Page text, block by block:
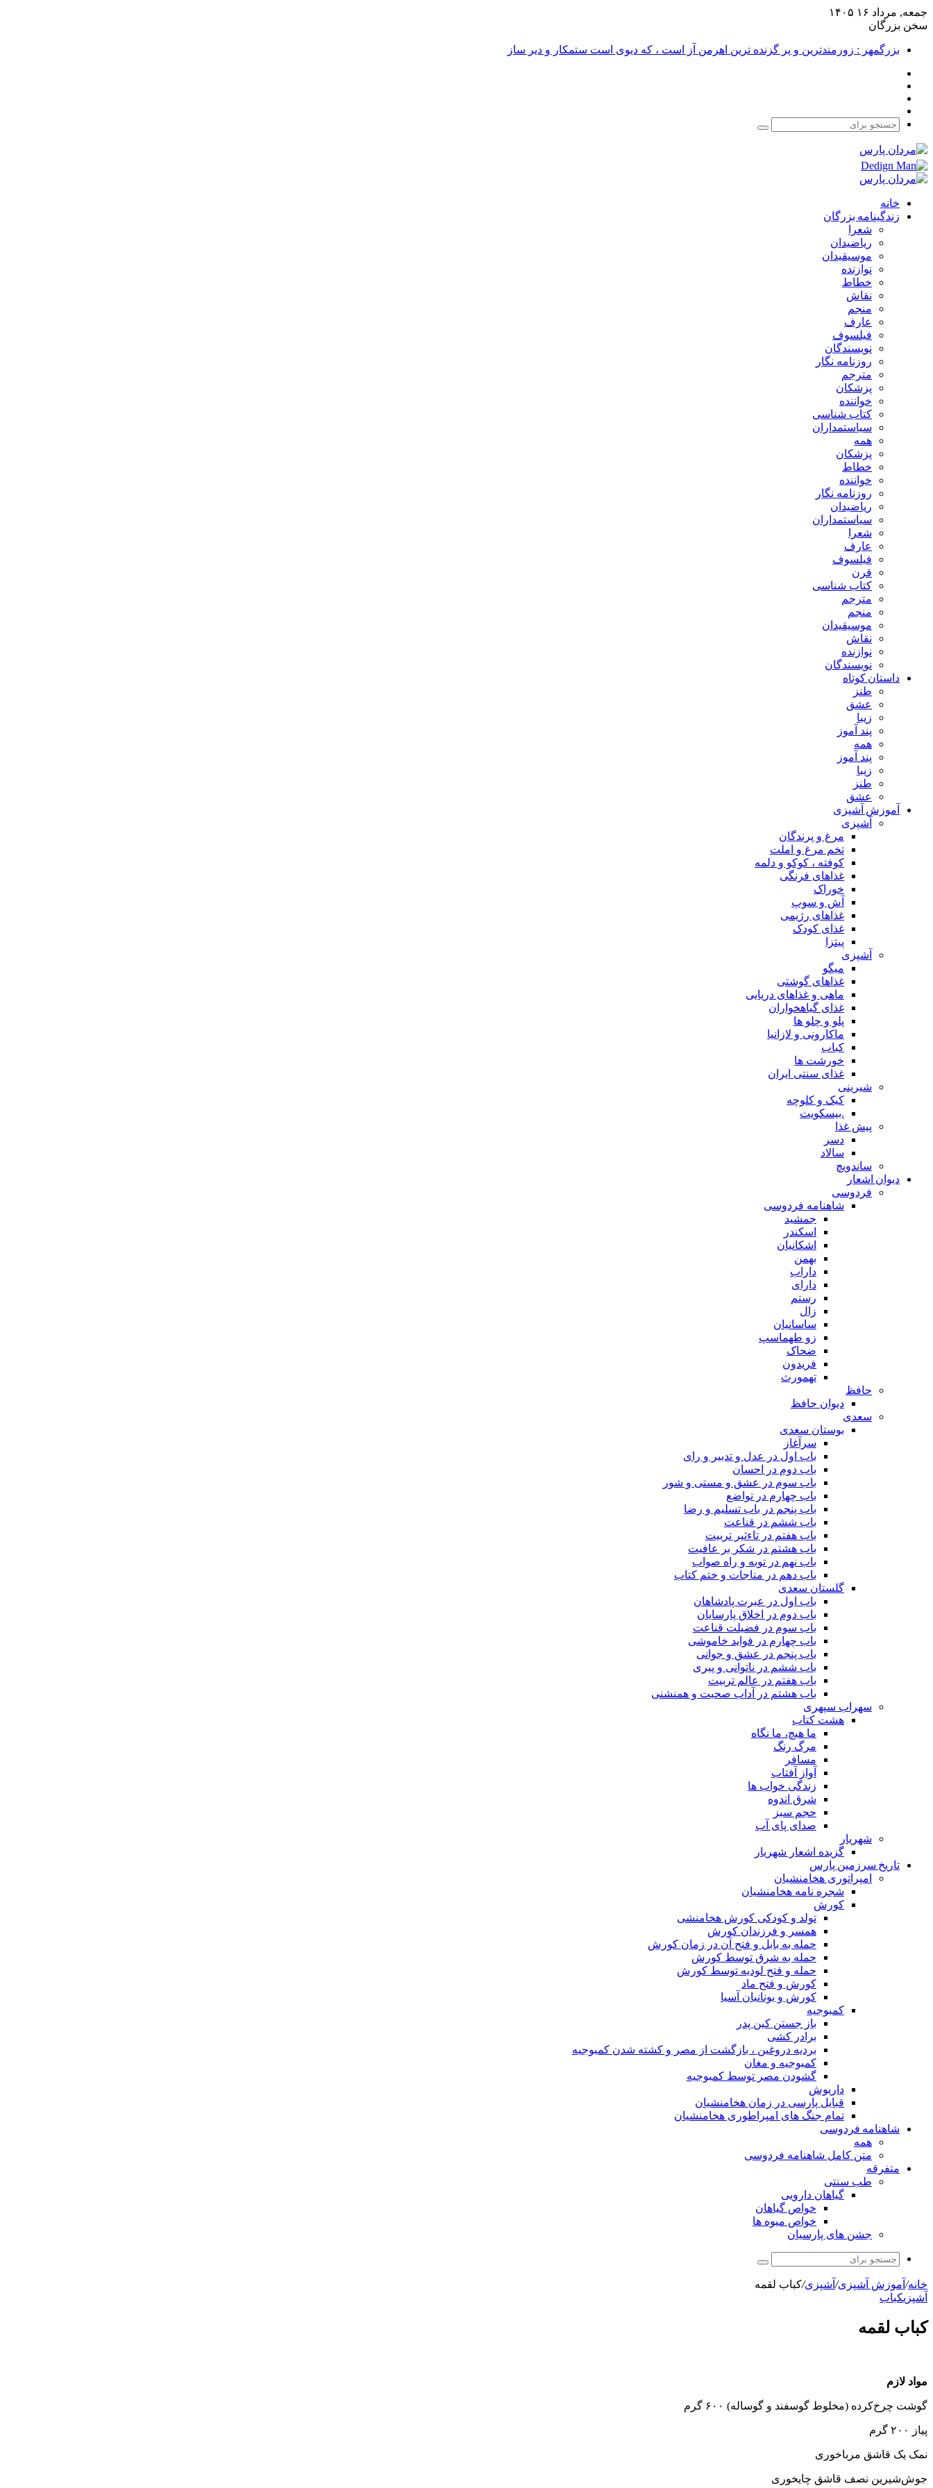
جمعه, مرداد ۱۶ ۱۴۰۵
سخن بزرگان
بزرگمهر : زورمندترین و پر گزنده ترین اهرمن آز است ، که دیوی است ستمکار و دیر ساز
جستجو
خانه
زندگینامه بزرگان
شعرا
ریاضیدان
موسیقیدان
نوازنده
خطاط
نقاش
منجم
عارف
فیلسوف
نویسندگان
روزنامه نگار
مترجم
پزشکان
خواننده
کتاب شناسی
سیاستمداران
همه
پزشکان
خطاط
خواننده
روزنامه نگار
ریاضیدان
سیاستمداران
شعرا
عارف
فیلسوف
قرن
کتاب شناسی
مترجم
منجم
موسیقیدان
نقاش
نوازنده
نویسندگان
داستان کوتاه
طنز
عشق
زیبا
پند آموز
همه
پند آموز
زیبا
طنز
عشق
آموزش آشپزی
آشپزی
مرغ و پرندگان
تخم مرغ و املت
کوفته ، کوکو و دلمه
غذاهای فرنگی
خوراک
آش و سوپ
غذاهای رژیمی
غذای کودک
پیتزا
آشپزی
میگو
غذاهای گوشتی
ماهی و غذاهای دریایی
غذای گیاهخواران
پلو و چلو ها
ماکارونی و لازانیا
کباب
خورشت ها
غذای سنتی ایران
شیرینی
کیک و کلوچه
.بیسکویت
پیش غذا
دسر
سالاد
ساندویچ
دیوان اشعار
فردوسی
شاهنامه فردوسی
جمشید
اسکندر
اشکانیان
بهمن
داراب
دارای
رستم
زال
ساسانیان
زو طهماسپ‏
ضحاک
فریدون
تهمورث
حافظ
دیوان حافظ
سعدی
بوستان سعدی
سرآغاز
باب اول در عدل و تدبیر و رای
باب دوم در احسان
باب سوم در عشق و مستی و شور
باب چهارم در تواضع
باب پنجم در باب تسلیم و رضا
باب ششم در قناعت
باب هفتم در تاءثیر تربیت
باب هشتم در شکر بر عافیت
باب نهم در توبه و راه صواب
باب دهم در مناجات و ختم کتاب
گلستان سعدی
باب اول در عبرت پادشاهان
باب دوم در اخلاق پارسایان
باب سوم در فضیلت قناعت
باب چهارم در فواید خاموشى
باب پنجم در عشق و جوانى
باب ششم در ناتوانى و پیرى
باب هفتم در عالم تربیت
باب هشتم در آداب صحبت و همنشنى
سهراب سپهری
هشت کتاب
ما هیچ، ما نگاه
مرگ رنگ
مسافر
آواز آفتاب
زندگی خواب ها
شرق اندوه
حجم سبز
صدای پای آب
شهریار
گزیده اشعار شهریار
تاریخ سرزمین پارس
امپراتوری هخامنشیان
شجره نامه هخامنشیان
کورش
تولد و کودکی کورش هخامنشی
همسر و فرزندان کورش
حمله به بابل و فتح آن در زمان کورش
حمله به شرق توسط کورش
حمله و فتح لودیه توسط کورش
کورش و فتح ماد
کورش و یونانیان آسیا
کمبوجیه
باز جستن کین پدر
برادر کشی
بردیه دروغین ، بازگشت از مصر و کشته شدن کمبوجیه
کمبوجیه و مغان
گشودن مصر توسط کمبوجیه
داریوش
قبایل پارسی در زمان هخامنشیان
تمام جنگ های امپراطوری هخامنشیان
شاهنامه فردوسی
همه
متن کامل شاهنامه فردوسی
متفرقه
طب سنتی
گیاهان دارویی
خواص گیاهان
خواص میوه ها
جشن های پارسیان
جستجو
خانه/ آموزش آشپزی/ آشپزی/کباب لقمه
آشپزیکباب
کباب لقمه
مواد لازم
گوشت چرخ‌کرده (مخلوط گوسفند و گوساله) ۶۰۰ گرم
پیاز ۲۰۰ گرم
نمک یک قاشق مرباخوری
جوش‌شیرین نصف قاشق چایخوری